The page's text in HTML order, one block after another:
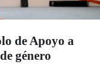
de Apoyo a
género